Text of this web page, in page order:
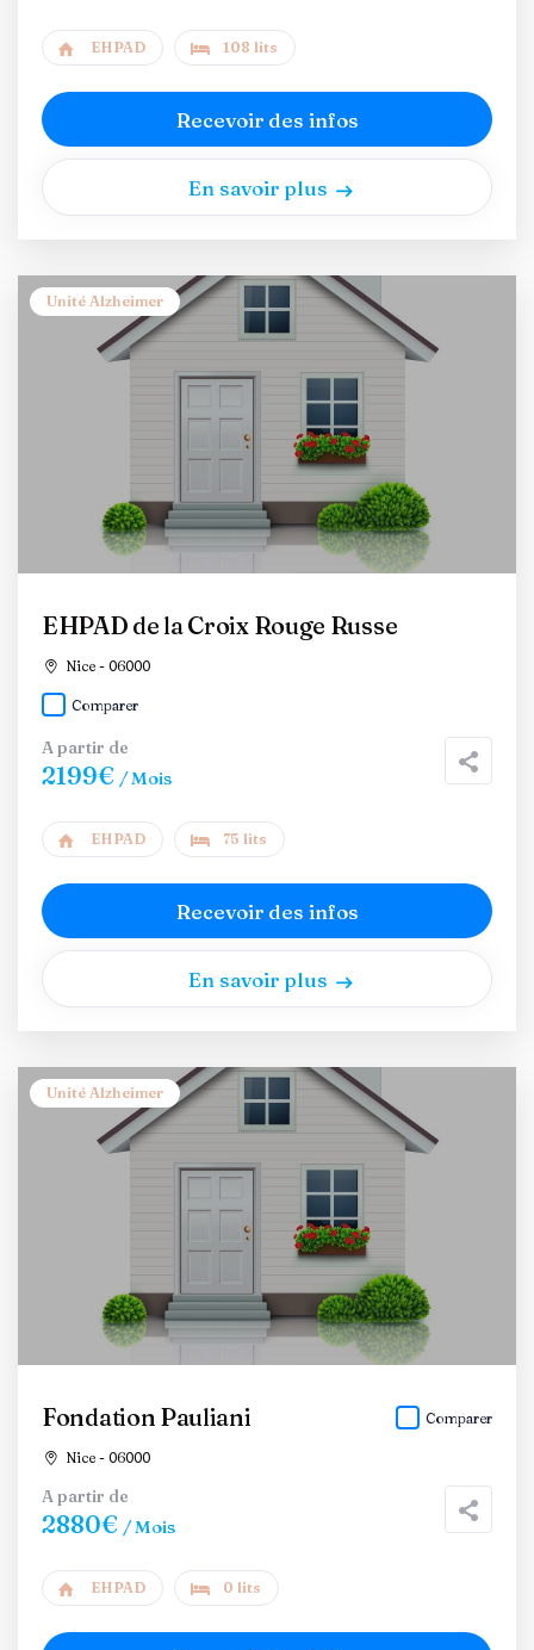
EHPAD 108 lits
Recevoir des infos
En savoir plus
Unité Alzheimer
EHPAD de la Croix Rouge Russe
Nice - 06000
Comparer
A partir de
2199€ / Mois
EHPAD 75 lits
Recevoir des infos
En savoir plus
Unité Alzheimer
Fondation Pauliani
Nice - 06000
Comparer
A partir de
2880€ / Mois
EHPAD 0 lits